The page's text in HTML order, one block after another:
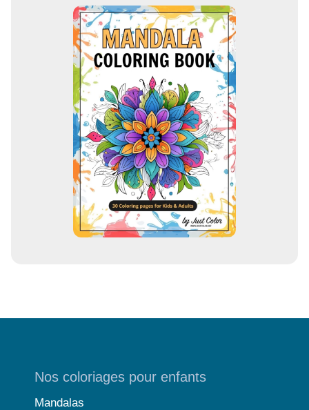
Nos coloriages pour enfants
Mandalas